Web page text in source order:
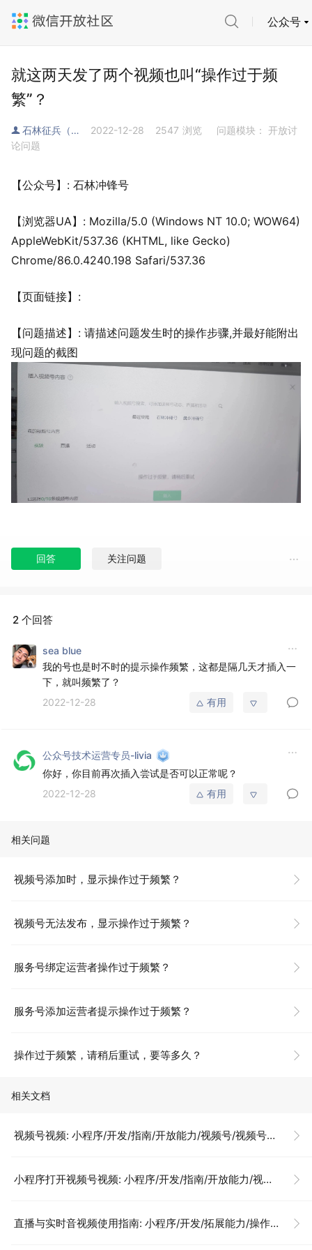
公众号
就这两天发了两个视频也叫“操作过于频
繁”？
石林征兵（客服） 2022-12-28 2547 浏览
问题模块： 开放讨
论问题
【公众号】: 石林冲锋号
【浏览器UA】: Mozilla/5.0 (Windows NT 10.0; WOW64)
AppleWebKit/537.36 (KHTML, like Gecko)
Chrome/86.0.4240.198 Safari/537.36
【页面链接】:
【问题描述】: 请描述问题发生时的操作步骤,并最好能附出
现问题的截图
回答 关注问题
2 个回答
sea blue
我的号也是时不时的提示操作频繁，这都是隔几天才插入一
下，就叫频繁了？
2022-12-28
有用
公众号技术运营专员-livia
你好，你目前再次插入尝试是否可以正常呢？
2022-12-28
有用
相关问题
视频号添加时，显示操作过于频繁？
视频号无法发布，显示操作过于频繁？
服务号绑定运营者操作过于频繁？
服务号添加运营者提示操作过于频繁？
操作过于频繁，请稍后重试，要等多久？
相关文档
视频号视频: 小程序/开发/指南/开放能力/视频号/视频号视频
小程序打开视频号视频: 小程序/开发/指南/开放能力/视频号/视频号视频
直播与实时音视频使用指南: 小程序/开发/拓展能力/操作指南/拓展能力/直播与实时音视频使用指南